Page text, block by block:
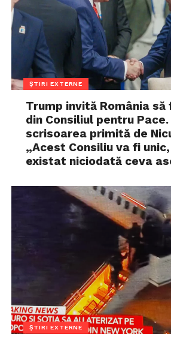
ȘTIRI EXTERNE
Trump invită România
din Consiliul pentru
scrisoarea primită de
„Acest Consiliu va fi
existat niciodată ceva
ȘTIRI EXTERNE